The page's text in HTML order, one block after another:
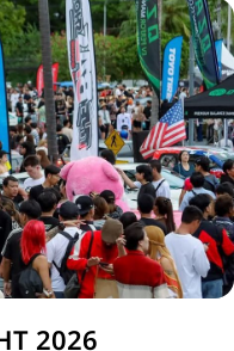
ต์แรลลี่ทางฝุ่นชิงแชมป์
2026